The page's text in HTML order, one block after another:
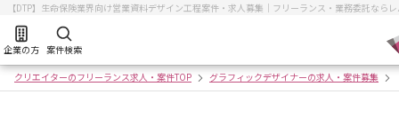
【DTP】生命保険業界向け営業資料デザイン工程案件・求人募集｜フリーランス・業務委託なら
企業の方 案件検索
クリエイターのフリーランス求人・案件TOP グラフィックデザイナーの求人・案件募集